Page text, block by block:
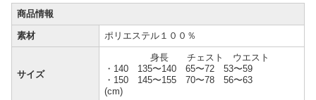
商品情報
素材 ポリエステル１００％
サイズ
身長 チェスト ウエスト
・140 135〜140 65〜72 53〜59
・150 145〜155 70〜78 56〜63
(cm)